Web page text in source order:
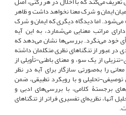
ایمان و شرک معنا نخواهد داشت و ظاهر
می‌شود. اما دیدگاه دیگری که ایمان و شرک
مراتب معنایی می‌شمارد، به این آیه
خود می‌نگرد. بررسی‌ها نشان می‌دهد که
در عبور از تنگناهای نظری متکلمان داشته
از یک سو، و معنای باطنی-تأویلی‌ از
را به‌صورتی سازگار برای آیه در نظر
تحلیلی و با رویکرد تطبیقی، ضمن
برجستۀ کلامی، با بررسی‌های ادبی و
آنها، نظریه‌ای تفسیری فراتر از تنگناهای